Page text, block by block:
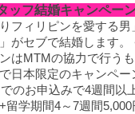
ッフ結婚キャンペー
フィリピンを愛する
がセブで結婚します。
はMTMの協力で行う
日本限定のキャンペー
のお申込みで4週間以
留学期間4～7週間